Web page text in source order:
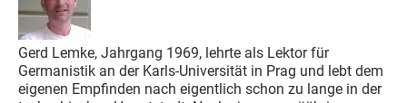
Gerd Lemke, Jahrgang 1969, lehrte als Lektor für
Germanistik an der Karls-Universität in Prag und lebt dem
eigenen Empfinden nach eigentlich schon zu lange in der